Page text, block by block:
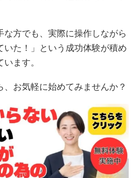
な方でも、実際に操作しながら
いた！」という成功体験が積め
ます。
、お気軽に始めてみませんか？